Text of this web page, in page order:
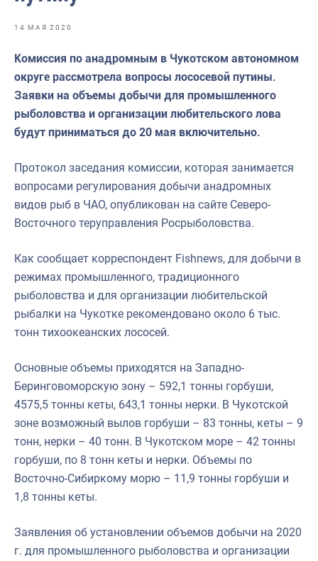
Отраслевые СМИ
Научно-практическая литература
Рыбоохрана России
Отрасль в цифрах
Большая африканская экспедиция
Укрепление духовно-нравственных ценностей
События в России и мире
14 МАЯ 2020
Комиссия по анадромным в Чукотском автономном
округе рассмотрела вопросы лососевой путины.
Заявки на объемы добычи для промышленного
рыболовства и организации любительского лова
будут приниматься до 20 мая включительно.
Протокол заседания комиссии, которая занимается
вопросами регулирования добычи анадромных
видов рыб в ЧАО, опубликован на сайте Северо-
Восточного теруправления Росрыболовства.
Как сообщает корреспондент Fishnews, для добычи в
режимах промышленного, традиционного
рыболовства и для организации любительской
рыбалки на Чукотке рекомендовано около 6 тыс.
тонн тихоокеанских лососей.
Основные объемы приходятся на Западно-
Беринговоморскую зону – 592,1 тонны горбуши,
4575,5 тонны кеты, 643,1 тонны нерки. В Чукотской
зоне возможный вылов горбуши – 83 тонны, кеты – 9
тонн, нерки – 40 тонн. В Чукотском море – 42 тонны
горбуши, по 8 тонн кеты и нерки. Объемы по
Восточно-Сибиркому морю – 11,9 тонны горбуши и
1,8 тонны кеты.
Заявления об установлении объемов добычи на 2020
г. для промышленного рыболовства и организации